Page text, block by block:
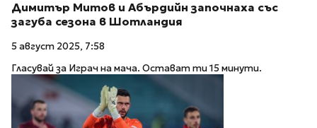
Димитър Митов и Абърдийн започнаха със
загуба сезона в Шотландия
5 август 2025, 7:58
Гласувай за Играч на мача. Остават ти 15 минути.